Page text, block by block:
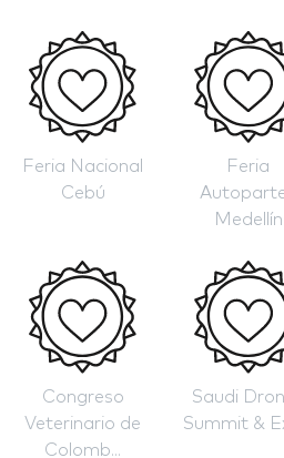
Feria Nacional
Cebú
Feria
Medellín
Congreso
Veterinario de
Colomb...
Saudi
Summit &